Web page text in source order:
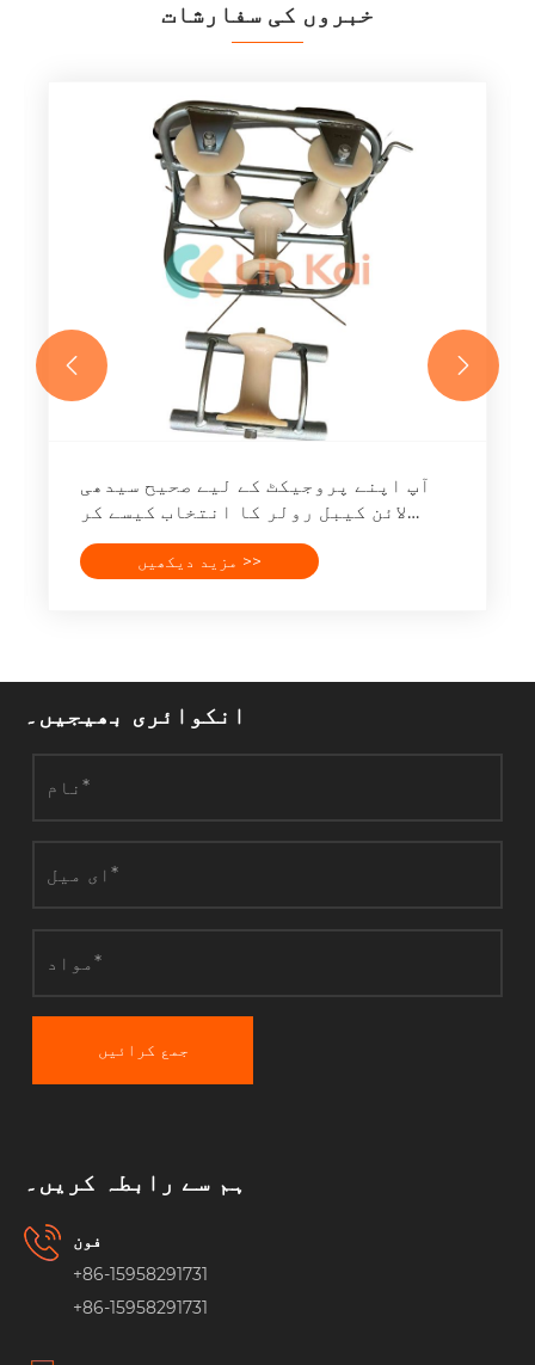
خبروں کی سفارشات
آپ اپنے پروجیکٹ کے لیے صحیح سیدھی
لائن کیبل رولر کا انتخاب کیسے کر
سکتے ہیں؟
مزید دیکھیں >>
 
انکوائری بھیجیں۔
جمع کرائیں
ہم سے رابطہ کریں۔
فون
+86-15958291731
+86-15958291731